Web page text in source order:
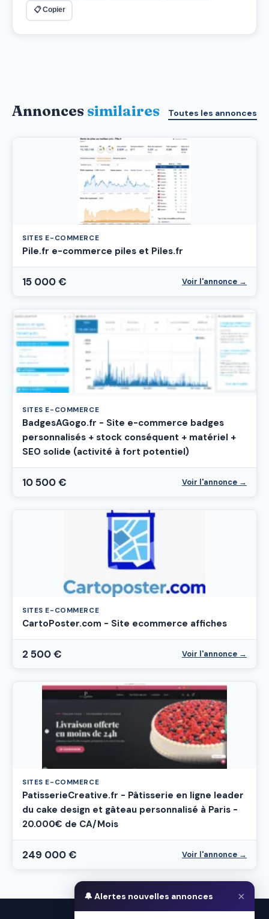
📋 Copier
Annonces similaires Toutes les annonces
SITES E-COMMERCE
Pile.fr e-commerce piles et Piles.fr
15 000 € Voir l'annonce →
SITES E-COMMERCE
BadgesAGogo.fr - Site e-commerce badges
personnalisés + stock conséquent + matériel +
SEO solide (activité à fort potentiel)
10 500 € Voir l'annonce →
SITES E-COMMERCE
CartoPoster.com - Site ecommerce affiches
2 500 € Voir l'annonce →
SITES E-COMMERCE
PatisserieCreative.fr - Pâtisserie en ligne leader
du cake design et gâteau personnalisé à Paris -
20.000€ de CA/Mois
249 000 € Voir l'annonce →
🔔 Alertes nouvelles annonces ×